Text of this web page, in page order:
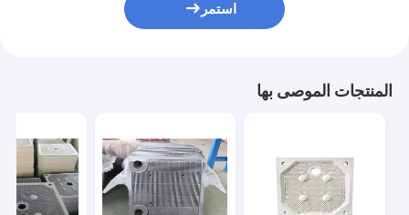
استمر
المنتجات الموصى بها